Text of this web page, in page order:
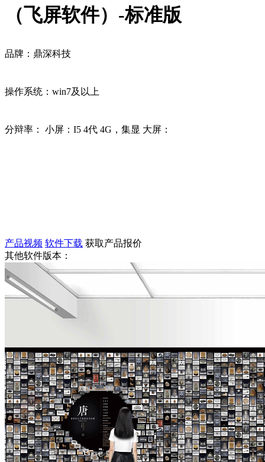
（飞屏软件）-标准版
品牌：鼎深科技
操作系统：win7及以上
分辩率： 小屏：I5 4代 4G，集显 大屏：
产品视频 软件下载 获取产品报价
其他软件版本：